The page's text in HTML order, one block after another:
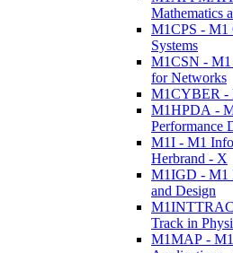
Mathematics
M1CPS - M1
Systems
M1CSN - M1
for Networks
M1CYBER -
M1HPDA -
Performance
M1I - M1
Herbrand - X
M1IGD - M1
and Design
Track in
M1MAP - M1